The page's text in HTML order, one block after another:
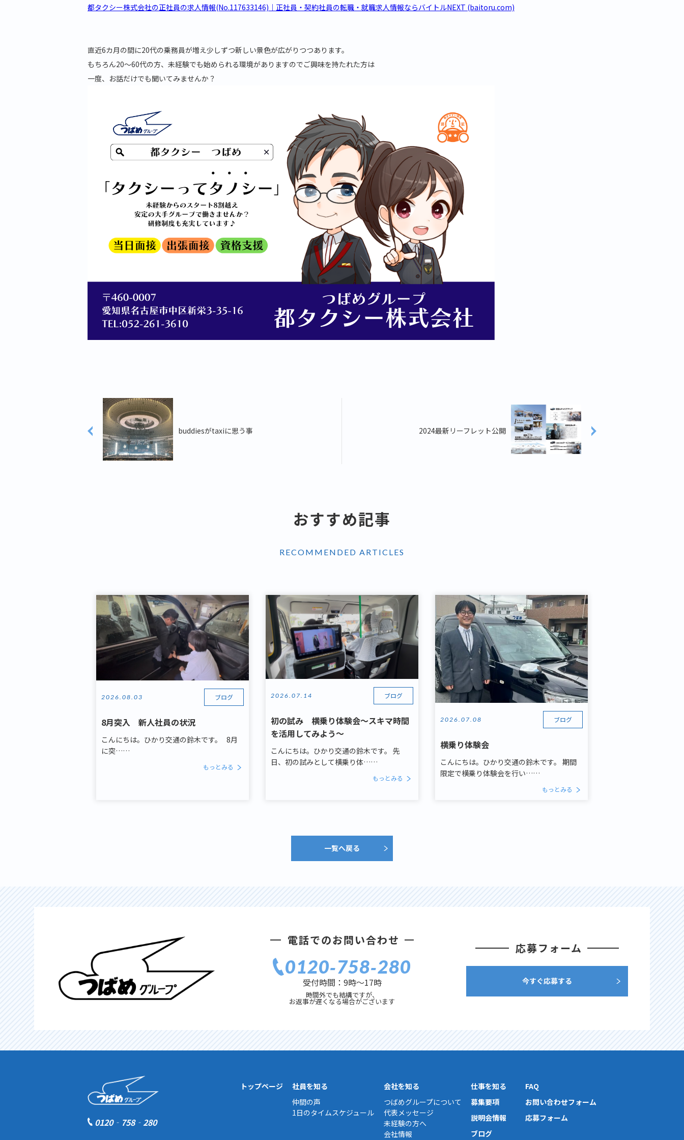
都タクシー株式会社の正社員の求人情報(No.117633146)｜正社員・契約社員の転職・就職求人情報ならバイトルNEXT (baitoru.com)
直近6カ月の間に20代の乗務員が増え少しずつ新しい景色が広がりつつあります。
もちろん20～60代の方、未経験でも始められる環境がありますのでご興味を持たれた方は
一度、お話だけでも聞いてみませんか？
buddiesがtaxiに思う事 2024最新リーフレット公開
おすすめ記事
RECOMMENDED ARTICLES
2026.08.03 ブログ
8月突入 新人社員の状況
こんにちは。ひかり交通の鈴木です。 8月
に突……
もっとみる
2026.07.14 ブログ
初の試み 横乗り体験会～スキマ時間
を活用してみよう～
こんにちは。ひかり交通の鈴木です。 先
日、初の試みとして横乗り体……
もっとみる
2026.07.08 ブログ
横乗り体験会
こんにちは。ひかり交通の鈴木です。 期間
限定で横乗り体験会を行い……
もっとみる
一覧へ戻る
電話でのお問い合わせ
0120‐758‐280
受付時間：9時〜17時
時間外でも結構ですが、
お返事が遅くなる場合がございます
応募フォーム
今すぐ応募する
0120‐758‐280
トップページ
社員を知る
仲間の声
1日のタイムスケジュール
会社を知る
つばめグループについて
代表メッセージ
未経験の方へ
会社情報
仕事を知る
募集要項
説明会情報
ブログ
FAQ
お問い合わせフォーム
応募フォーム